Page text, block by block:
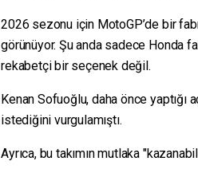
2026 sezonu için MotoGP’de bir
görünüyor. Şu anda sadece Honda
rekabetçi bir seçenek değil.
Kenan Sofuoğlu, daha önce yaptığı
istediğini vurgulamıştı.
Ayrıca, bu takımın mutlaka